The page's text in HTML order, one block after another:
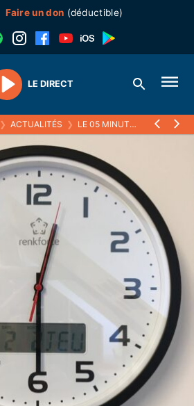
Faire un don (déductible)
Play
LE DIRECT
❯ ACTUALITÉS ❯ LE 05 MINUTES 13 MAI